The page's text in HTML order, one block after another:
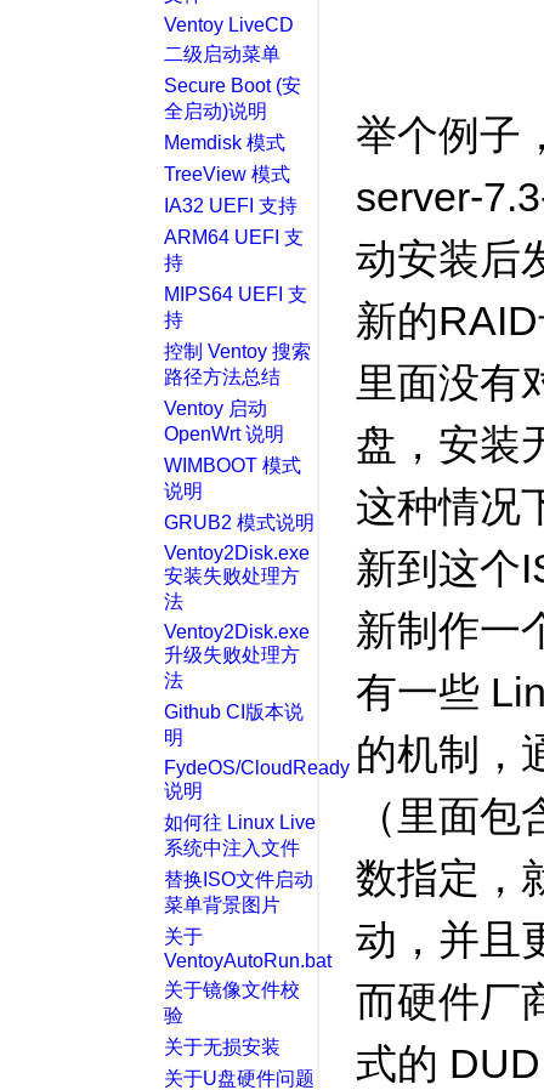
Ventoy LiveCD
二级启动菜单
Secure Boot (安
全启动)说明
Memdisk 模式
TreeView 模式
IA32 UEFI 支持
ARM64 UEFI 支
持
MIPS64 UEFI 支
持
控制 Ventoy 搜索
路径方法总结
Ventoy 启动
OpenWrt 说明
WIMBOOT 模式
说明
GRUB2 模式说明
Ventoy2Disk.exe
安装失败处理方
法
Ventoy2Disk.exe
升级失败处理方
法
Github CI版本说
明
FydeOS/CloudReady
说明
如何往 Linux Live
系统中注入文件
替换ISO文件启动
菜单背景图片
关于
VentoyAutoRun.bat
关于镜像文件校
验
关于无损安装
关于U盘硬件问题
举个例子
server-
动安装后
新的
里面没有
盘，安装
这种情况
新到这个
新制作一
有一些
的机制，
（里面
数指定，
动，并且
而硬件厂
式的